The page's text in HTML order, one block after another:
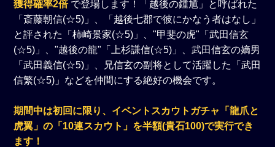
獲得確率2倍 で登場します！「越後の鍾馗」と呼ばれた
「斎藤朝信(☆5)」、「越後七郡で彼にかなう者はなし」
と評された「柿崎景家(☆5)」、"甲斐の虎"「武田信玄
(☆5)」、"越後の龍"「上杉謙信(☆5)」、武田信玄の嫡男
「武田義信(☆5)」、兄信玄の副将として活躍した「武田
信繁(☆5)」などを仲間にする絶好の機会です。
期間中は初回に限り、イベントスカウトガチャ「龍爪と
虎翼」の「10連スカウト」を半額(貴石100)で実行でき
ます！